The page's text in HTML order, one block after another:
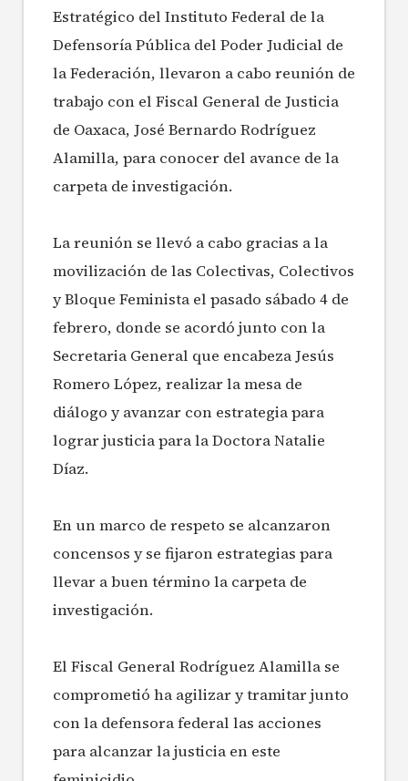
Estratégico del Instituto Federal de la
Defensoría Pública del Poder Judicial de
la Federación, llevaron a cabo reunión de
trabajo con el Fiscal General de Justicia
de Oaxaca, José Bernardo Rodríguez
Alamilla, para conocer del avance de la
carpeta de investigación.
La reunión se llevó a cabo gracias a la
movilización de las Colectivas, Colectivos
y Bloque Feminista el pasado sábado 4 de
febrero, donde se acordó junto con la
Secretaria General que encabeza Jesús
Romero López, realizar la mesa de
diálogo y avanzar con estrategia para
lograr justicia para la Doctora Natalie
Díaz.
En un marco de respeto se alcanzaron
concensos y se fijaron estrategias para
llevar a buen término la carpeta de
investigación.
El Fiscal General Rodríguez Alamilla se
comprometió ha agilizar y tramitar junto
con la defensora federal las acciones
para alcanzar la justicia en este